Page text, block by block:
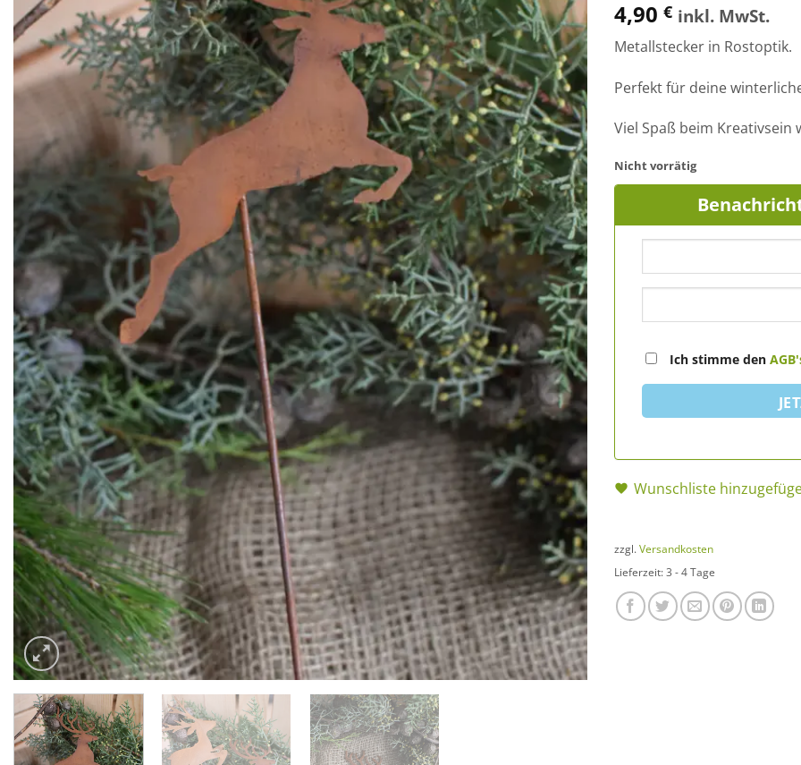
4,90 € inkl. MwSt.
Metallstecker in Rostoptik.
Perfekt für deine
Viel Spaß beim Kreativsein
Nicht vorrätig
Ich stimme den
Wunschliste
zzgl. Versandkosten
Lieferzeit: 3 - 4 Tage